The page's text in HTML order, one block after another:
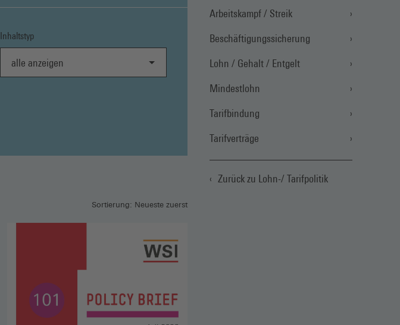
Inhaltstyp
alle anzeigen
Sortierung: Neueste zuerst
Arbeitskampf / Streik
Beschäftigungssicherung
Lohn / Gehalt / Entgelt
Mindestlohn
Tarifbindung
Tarifverträge
Zurück zu Lohn-/ Tarifpolitik